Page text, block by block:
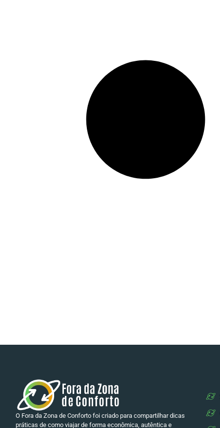
O Fora da Zona de Conforto foi criado para compartilhar dicas
práticas de como viajar de forma econômica, autêntica e